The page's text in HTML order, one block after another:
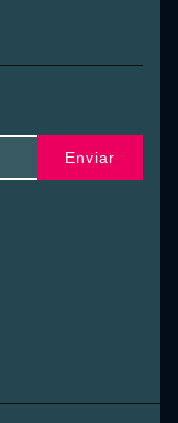
Enviar